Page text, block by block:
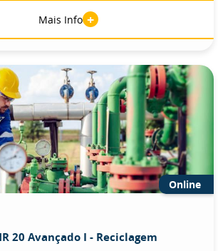
Mais Info +
Online
20 Avançado I - Reciclagem